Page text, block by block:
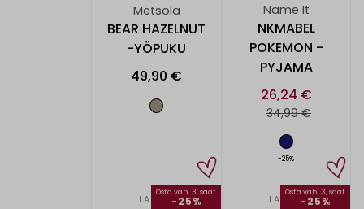
Metsola
BEAR HAZELNUT
-YÖPUKU
49,90 €
Name It
NKMABEL
POKEMON -
PYJAMA
26,24 €
34,99 €
-25%
LAPSET
Osta väh. 3, saat
-25% LAPSET
Osta väh. 3, saat
-25%